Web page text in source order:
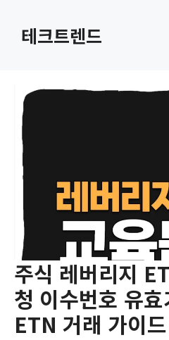
테크트렌드
주식 레버리지
청 이수번호 유
ETN 거래 가이드